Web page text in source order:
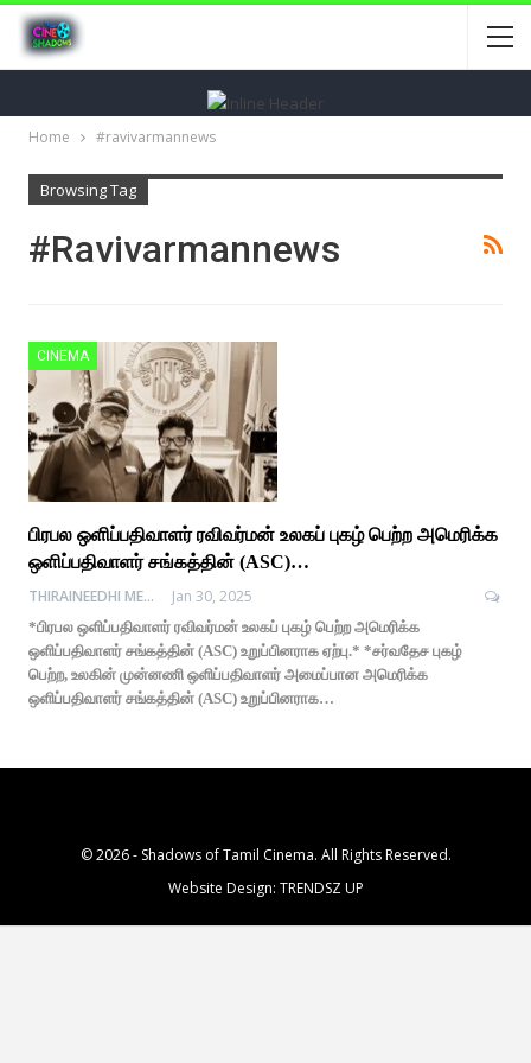
Home #ravivarmannews
Browsing Tag
#ravivarmannews
CINEMA
பிரபல ஒளிப்பதிவாளர் ரவிவர்மன் உலகப் புகழ் பெற்ற அமெரிக்க
ஒளிப்பதிவாளர் சங்கத்தின் (ASC)…
THIRAINEEDHI MEDIA
Jan 30, 2025
*பிரபல ஒளிப்பதிவாளர் ரவிவர்மன் உலகப் புகழ் பெற்ற அமெரிக்க
ஒளிப்பதிவாளர் சங்கத்தின் (ASC) உறுப்பினராக ஏற்பு.* *சர்வதேச புகழ்
பெற்ற, உலகின் முன்னணி ஒளிப்பதிவாளர் அமைப்பான அமெரிக்க
ஒளிப்பதிவாளர் சங்கத்தின் (ASC) உறுப்பினராக…
© 2026 - Shadows of Tamil Cinema. All Rights Reserved.
Website Design: TRENDSZ UP